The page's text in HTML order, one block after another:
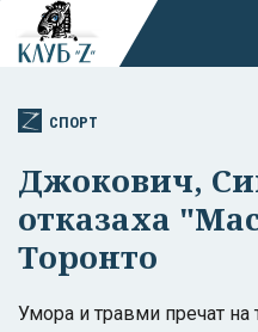
СПОРТ
Джокович,
отказаха
Торонто
Умора и травми пречат на